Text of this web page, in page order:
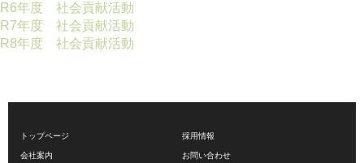
R6年度 社会貢献活動
R7年度 社会貢献活動
R8年度 社会貢献活動
トップページ
会社案内
採用情報
お問い合わせ